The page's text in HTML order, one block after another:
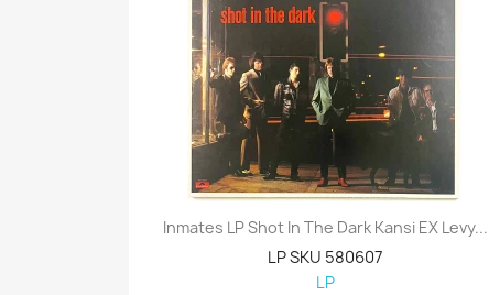
Inmates LP Shot In The Dark Kansi EX Levy...
LP SKU 580607
LP